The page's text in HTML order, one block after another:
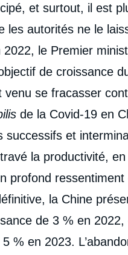
et surtout, il est
les autorités ne le
2022, le Premier
de croissance
venu se fracasser
de la Covid-19 en
successifs et
la productivité, en
profond
la Chine
de 3 % en 2022,
% en 2023.
Image
de
couverture
la
« Xi Jinping : les défis